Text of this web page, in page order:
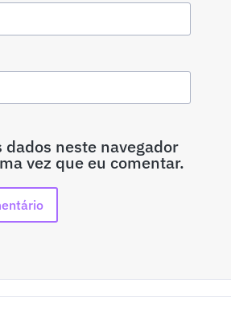
dados neste navegador
vez que eu comentar.